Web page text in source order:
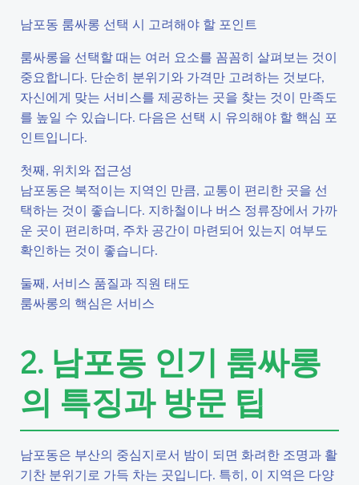
남포동 룸싸롱 선택 시 고려해야 할 포인트
룸싸롱을 선택할 때는 여러 요소를 꼼꼼히 살펴보는 것이
중요합니다. 단순히 분위기와 가격만 고려하는 것보다,
자신에게 맞는 서비스를 제공하는 곳을 찾는 것이 만족도
를 높일 수 있습니다. 다음은 선택 시 유의해야 할 핵심 포
인트입니다.
첫째, 위치와 접근성
남포동은 북적이는 지역인 만큼, 교통이 편리한 곳을 선
택하는 것이 좋습니다. 지하철이나 버스 정류장에서 가까
운 곳이 편리하며, 주차 공간이 마련되어 있는지 여부도
확인하는 것이 좋습니다.
둘째, 서비스 품질과 직원 태도
룸싸롱의 핵심은 서비스
2. 남포동 인기 룸싸롱
의 특징과 방문 팁
남포동은 부산의 중심지로서 밤이 되면 화려한 조명과 활
기찬 분위기로 가득 차는 곳입니다. 특히, 이 지역은 다양